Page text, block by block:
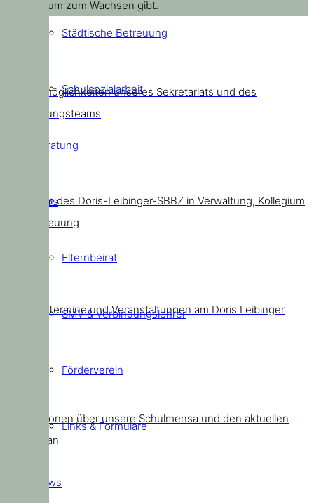
Städtische Betreuung
Schulsozialarbeit
Beratung
Infos
Elternbeirat
SMV & Verbindungslehrer
Förderverein
Links & Formulare
News
ihnen Raum zum Wachsen gibt.
Kontaktmöglichkeiten unseres Sekretariats und des
Schulleitungsteams
Das Team des Doris-Leibinger-SBBZ in Verwaltung, Kollegium
und Betreuung
Aktuelle Termine und Veranstaltungen am Doris Leibinger
Informationen über unsere Schulmensa und den aktuellen
Speiseplan